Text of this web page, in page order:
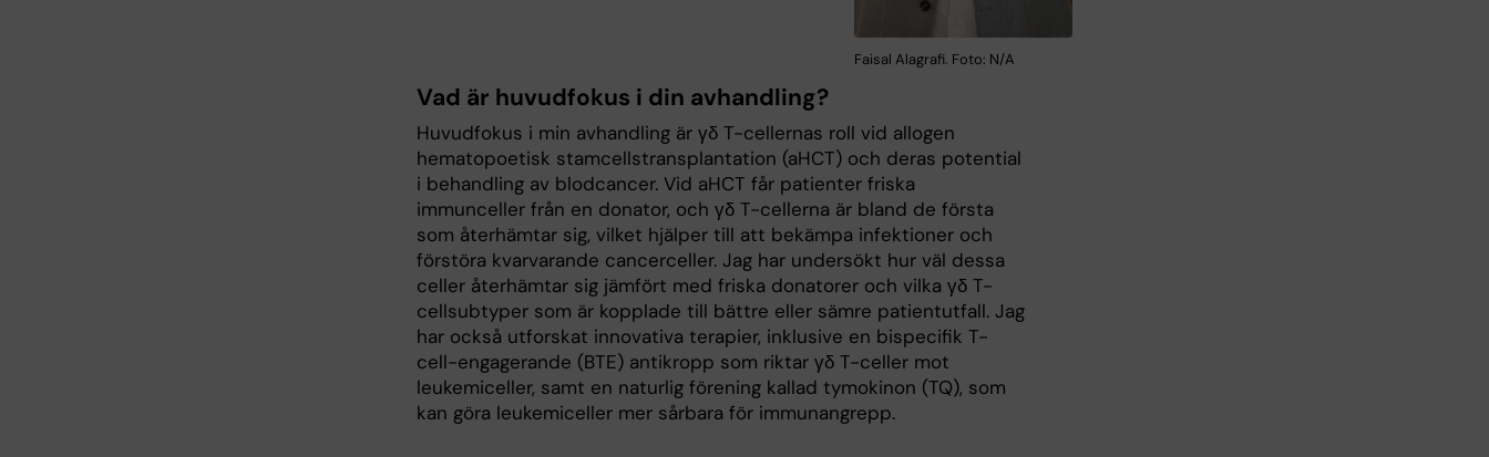
Faisal Alagrafi. Foto: N/A
Vad är huvudfokus i din avhandling?
Huvudfokus i min avhandling är γδ T-cellernas roll vid allogen
hematopoetisk stamcellstransplantation (aHCT) och deras potential
i behandling av blodcancer. Vid aHCT får patienter friska
immunceller från en donator, och γδ T-cellerna är bland de första
som återhämtar sig, vilket hjälper till att bekämpa infektioner och
förstöra kvarvarande cancerceller. Jag har undersökt hur väl dessa
celler återhämtar sig jämfört med friska donatorer och vilka γδ T-
cellsubtyper som är kopplade till bättre eller sämre patientutfall. Jag
har också utforskat innovativa terapier, inklusive en bispecifik T-
cell-engagerande (BTE) antikropp som riktar γδ T-celler mot
leukemiceller, samt en naturlig förening kallad tymokinon (TQ), som
kan göra leukemiceller mer sårbara för immunangrepp.